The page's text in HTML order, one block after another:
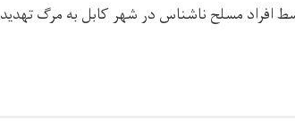
افراد مسلح ناشناس در شهر کابل به مرگ تهدید